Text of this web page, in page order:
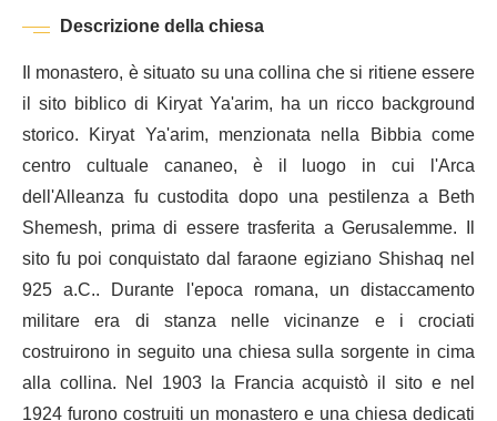
Descrizione della chiesa
Il monastero, è situato su una collina che si ritiene essere
il sito biblico di Kiryat Ya'arim, ha un ricco background
storico. Kiryat Ya'arim, menzionata nella Bibbia come
centro cultuale cananeo, è il luogo in cui l'Arca
dell'Alleanza fu custodita dopo una pestilenza a Beth
Shemesh, prima di essere trasferita a Gerusalemme. Il
sito fu poi conquistato dal faraone egiziano Shishaq nel
925 a.C.. Durante l'epoca romana, un distaccamento
militare era di stanza nelle vicinanze e i crociati
costruirono in seguito una chiesa sulla sorgente in cima
alla collina. Nel 1903 la Francia acquistò il sito e nel